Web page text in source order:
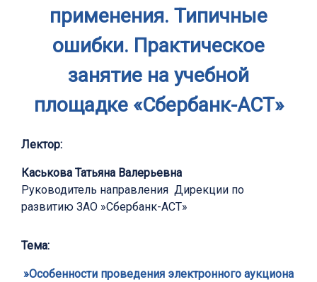
применения. Типичные
ошибки. Практическое
занятие на учебной
площадке «Сбербанк-АСТ»
Лектор:
Каськова Татьяна Валерьевна
Руководитель направления Дирекции по
развитию ЗАО »Сбербанк-АСТ»
Тема:
»Особенности проведения электронного аукциона